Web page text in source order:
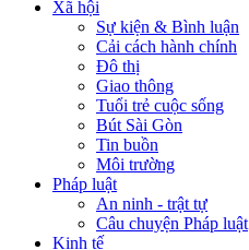
Xã hội
Sự kiện & Bình luận
Cải cách hành chính
Đô thị
Giao thông
Tuổi trẻ cuộc sống
Bút Sài Gòn
Tin buồn
Môi trường
Pháp luật
An ninh - trật tự
Câu chuyện Pháp luật
Kinh tế